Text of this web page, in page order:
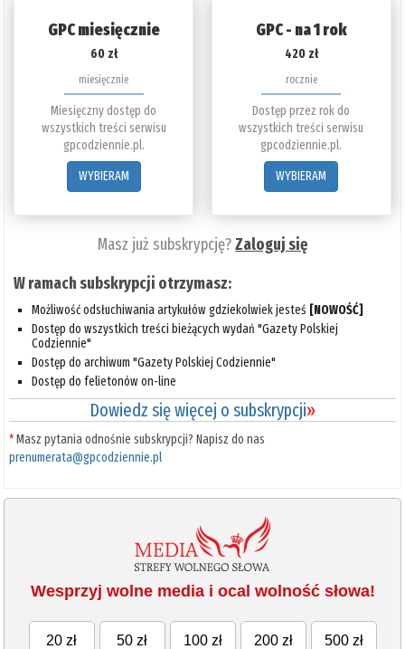
GPC miesięcznie
60 zł
miesięcznie
Miesięczny dostęp do
wszystkich treści serwisu
gpcodziennie.pl.
WYBIERAM
GPC - na 1 rok
420 zł
rocznie
Dostęp przez rok do
wszystkich treści serwisu
gpcodziennie.pl.
WYBIERAM
Masz już subskrypcję?Zaloguj się
W ramach subskrypcji otrzymasz:
Możliwość odsłuchiwania artykułów gdziekolwiek jesteś [NOWOŚĆ]
Dostęp do wszystkich treści bieżących wydań "Gazety Polskiej
Codziennie"
Dostęp do archiwum "Gazety Polskiej Codziennie"
Dostęp do felietonów on-line
Dowiedz się więcej o subskrypcji»
*Masz pytania odnośnie subskrypcji? Napisz do nas
prenumerata@gpcodziennie.pl
Wesprzyj wolne media i ocal wolność słowa!
20 zł 50 zł 100 zł 200 zł 500 zł